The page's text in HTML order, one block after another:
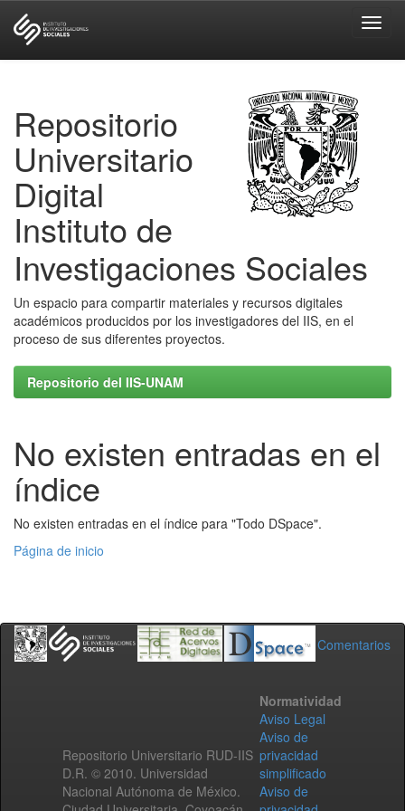
Repositorio
Universitario
Digital
Instituto de
Investigaciones Sociales
Un espacio para compartir materiales y recursos digitales
académicos producidos por los investigadores del IIS, en el
proceso de sus diferentes proyectos.
Repositorio del IIS-UNAM
No existen entradas en el
índice
No existen entradas en el índice para "Todo DSpace".
Página de inicio
Comentarios
Repositorio Universitario RUD-IIS
D.R. © 2010. Universidad
Nacional Autónoma de México.
Normatividad
Aviso Legal
Aviso de
privacidad
simplificado
Aviso de